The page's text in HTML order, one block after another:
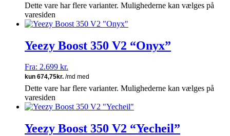
Dette vare har flere varianter. Mulighederne kan vælges på
varesiden
Yeezy Boost 350 V2 “Onyx”
Fra: 2.699 kr.
Dette vare har flere varianter. Mulighederne kan vælges på
varesiden
Yeezy Boost 350 V2 “Yecheil”